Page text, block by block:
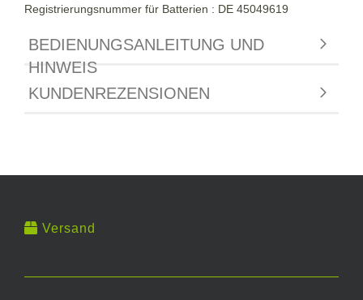
Registrierungsnummer für Batterien : DE 45049619
BEDIENUNGSANLEITUNG UND
HINWEIS
KUNDENREZENSIONEN
Versand